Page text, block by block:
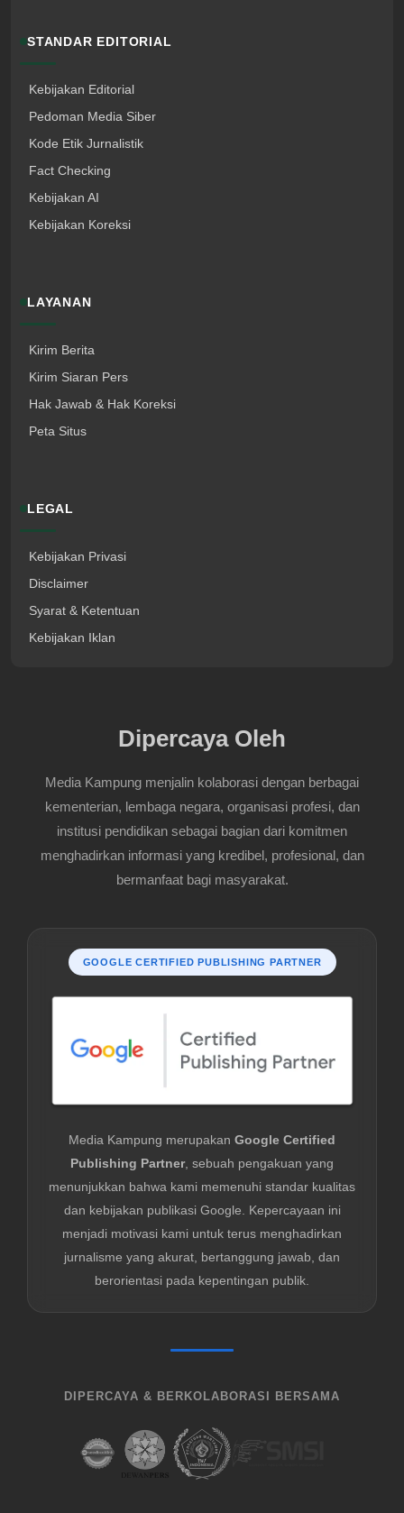
STANDAR EDITORIAL
Kebijakan Editorial
Pedoman Media Siber
Kode Etik Jurnalistik
Fact Checking
Kebijakan AI
Kebijakan Koreksi
LAYANAN
Kirim Berita
Kirim Siaran Pers
Hak Jawab & Hak Koreksi
Peta Situs
LEGAL
Kebijakan Privasi
Disclaimer
Syarat & Ketentuan
Kebijakan Iklan
Dipercaya Oleh
Media Kampung menjalin kolaborasi dengan berbagai
kementerian, lembaga negara, organisasi profesi, dan
institusi pendidikan sebagai bagian dari komitmen
menghadirkan informasi yang kredibel, profesional, dan
bermanfaat bagi masyarakat.
GOOGLE CERTIFIED PUBLISHING PARTNER
Media Kampung merupakan Google Certified
Publishing Partner, sebuah pengakuan yang
menunjukkan bahwa kami memenuhi standar kualitas
dan kebijakan publikasi Google. Kepercayaan ini
menjadi motivasi kami untuk terus menghadirkan
jurnalisme yang akurat, bertanggung jawab, dan
berorientasi pada kepentingan publik.
DIPERCAYA & BERKOLABORASI BERSAMA